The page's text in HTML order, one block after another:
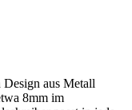
aus Metall
8mm im